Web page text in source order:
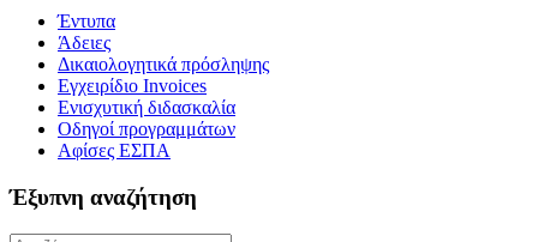
Έντυπα
Άδειες
Δικαιολογητικά πρόσληψης
Εγχειρίδιο Invoices
Ενισχυτική διδασκαλία
Οδηγοί προγραμμάτων
Αφίσες ΕΣΠΑ
Έξυπνη αναζήτηση